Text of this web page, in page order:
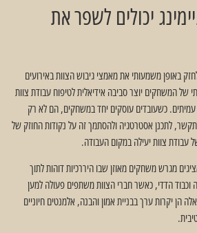
יכולים לשפר את
באופן משמעותי את מאמצי גיבוש הצוות באירועים
של המשחקים יוצר סביבה אידיאלית לטיפוח עבודת צוות
עמיתים. כשעובדים עוסקים יחד במשחקים, הם לא רק
לתכנן אסטרטגיה ולהסתמך זה על נקודות החוזק של
צוות יעילה במקום העבודה.
מגרש משחקים מאוזן שבו היררכיות דוהות לתוך
הדדי, כאשר חברי הצוות משתפים פעולה למען
הן יקרות ערך בבניית אמון והבנה, אלמנטים חיוניים